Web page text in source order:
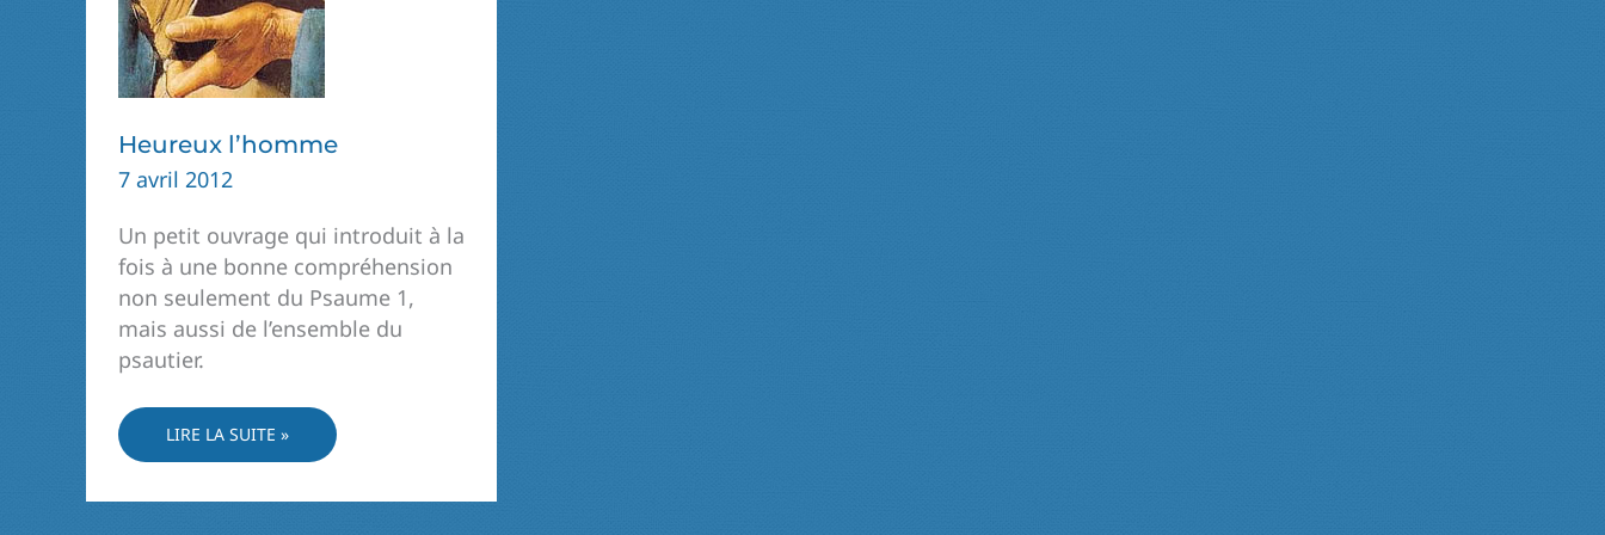
Heureux l’homme
7 avril 2012
Un petit ouvrage qui introduit à la
fois à une bonne compréhension
non seulement du Psaume 1,
mais aussi de l’ensemble du
psautier.
HEUREUX
L’HOMME
LIRE LA SUITE »